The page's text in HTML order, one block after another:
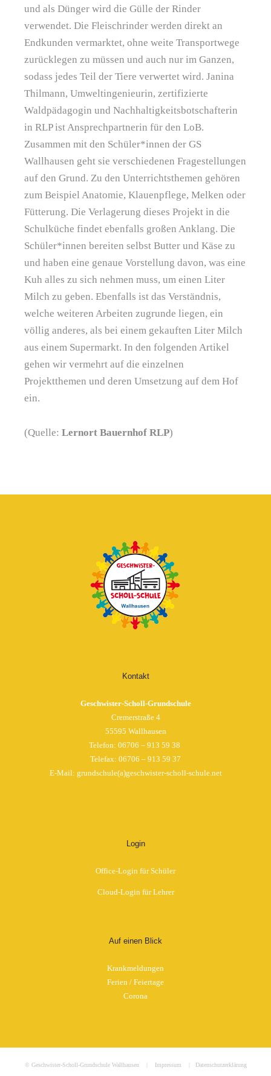
und als Dünger wird die Gülle der Rinder
verwendet. Die Fleischrinder werden direkt an
Endkunden vermarktet, ohne weite Transportwege
zurücklegen zu müssen und auch nur im Ganzen,
sodass jedes Teil der Tiere verwertet wird. Janina
Thilmann, Umweltingenieurin, zertifizierte
Waldpädagogin und Nachhaltigkeitsbotschafterin
in RLP ist Ansprechpartnerin für den LoB.
Zusammen mit den Schüler*innen der GS
Wallhausen geht sie verschiedenen Fragestellungen
auf den Grund. Zu den Unterrichtsthemen gehören
zum Beispiel Anatomie, Klauenpflege, Melken oder
Fütterung. Die Verlagerung dieses Projekt in die
Schulküche findet ebenfalls großen Anklang. Die
Schüler*innen bereiten selbst Butter und Käse zu
und haben eine genaue Vorstellung davon, was eine
Kuh alles zu sich nehmen muss, um einen Liter
Milch zu geben. Ebenfalls ist das Verständnis,
welche weiteren Arbeiten zugrunde liegen, ein
völlig anderes, als bei einem gekauften Liter Milch
aus einem Supermarkt. In den folgenden Artikel
gehen wir vermehrt auf die einzelnen
Projektthemen und deren Umsetzung auf dem Hof
ein.
(Quelle: Lernort Bauernhof RLP)
Kontakt
Geschwister-Scholl-Grundschule
Cremerstraße 4
55595 Wallhausen
Telefon: 06706 – 913 59 38
Telefax: 06706 – 913 59 37
E-Mail: grundschule(a)geschwister-scholl-schule.net
Login
Office-Login für Schüler
Cloud-Login für Lehrer
Auf einen Blick
Krankmeldungen
Ferien / Feiertage
Corona
© Geschwister-Scholl-Grundschule Wallhausen | Impressum Datenschutzerklärung